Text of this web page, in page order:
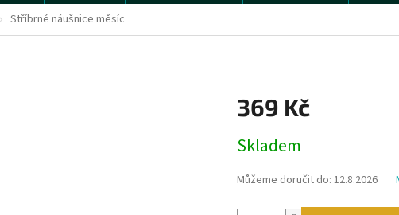
Stříbrné náušnice měsíc
369 Kč
cena:
Skladem
Můžeme doručit do: 12.8.2026